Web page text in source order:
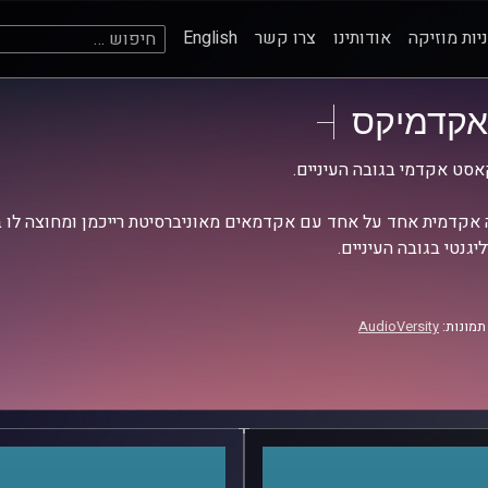
מוזיקה אודותינו צרו קשר English חיפוש:
אקדמיקס
אקדמי בגובה העיניים.
אקדמית אחד על אחד עם אקדמאים מאוניברסיטת רייכמן ומחוצה לו
בגובה העיניים.
AudioVersity